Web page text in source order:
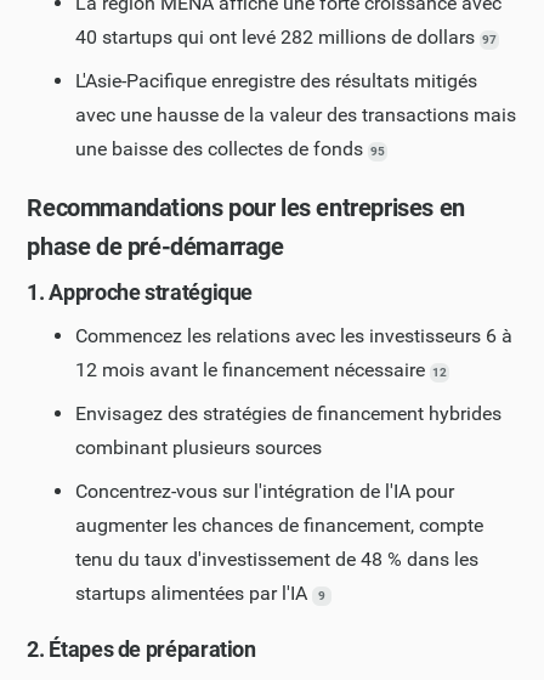
40 startups qui ont levé 282 millions de dollars 97
L'Asie-Pacifique enregistre des résultats mitigés
avec une hausse de la valeur des transactions mais
une baisse des collectes de fonds 95
Recommandations pour les entreprises en
phase de pré-démarrage
1. Approche stratégique
Commencez les relations avec les investisseurs 6 à
12 mois avant le financement nécessaire 12
Envisagez des stratégies de financement hybrides
combinant plusieurs sources
Concentrez-vous sur l'intégration de l'IA pour
augmenter les chances de financement, compte
tenu du taux d'investissement de 48 % dans les
startups alimentées par l'IA
9
2. Étapes de préparation